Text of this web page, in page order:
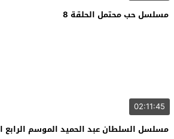
مسلسل حب محتمل الحلقة 8
02:11:45
مسلسل السلطان عبد الحميد الموسم الرابع